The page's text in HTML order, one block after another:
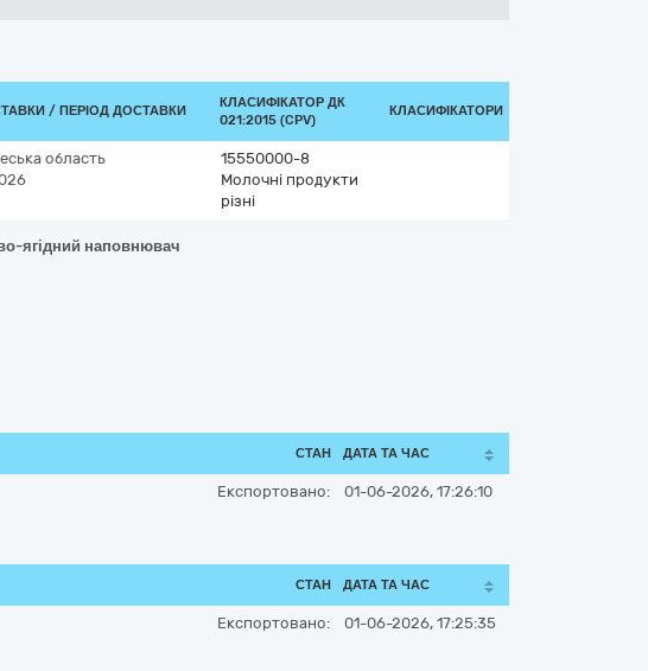
/ ПЕРІОД ДОСТАВКИ
КЛАСИФІКАТОР ДК
021:2015 (CPV)
КЛАСИФІКАТОРИ
область
15550000-8
Молочні продукти
різні
ягідний наповнювач
СТАН ДАТА ТА ЧАС
Експортовано: 01-06-2026, 17:26:10
СТАН ДАТА ТА ЧАС
Експортовано: 01-06-2026, 17:25:35